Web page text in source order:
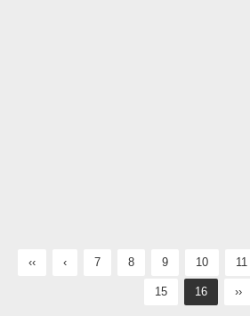
‹‹ ‹ 7 8 9 10 11
15 16 ››